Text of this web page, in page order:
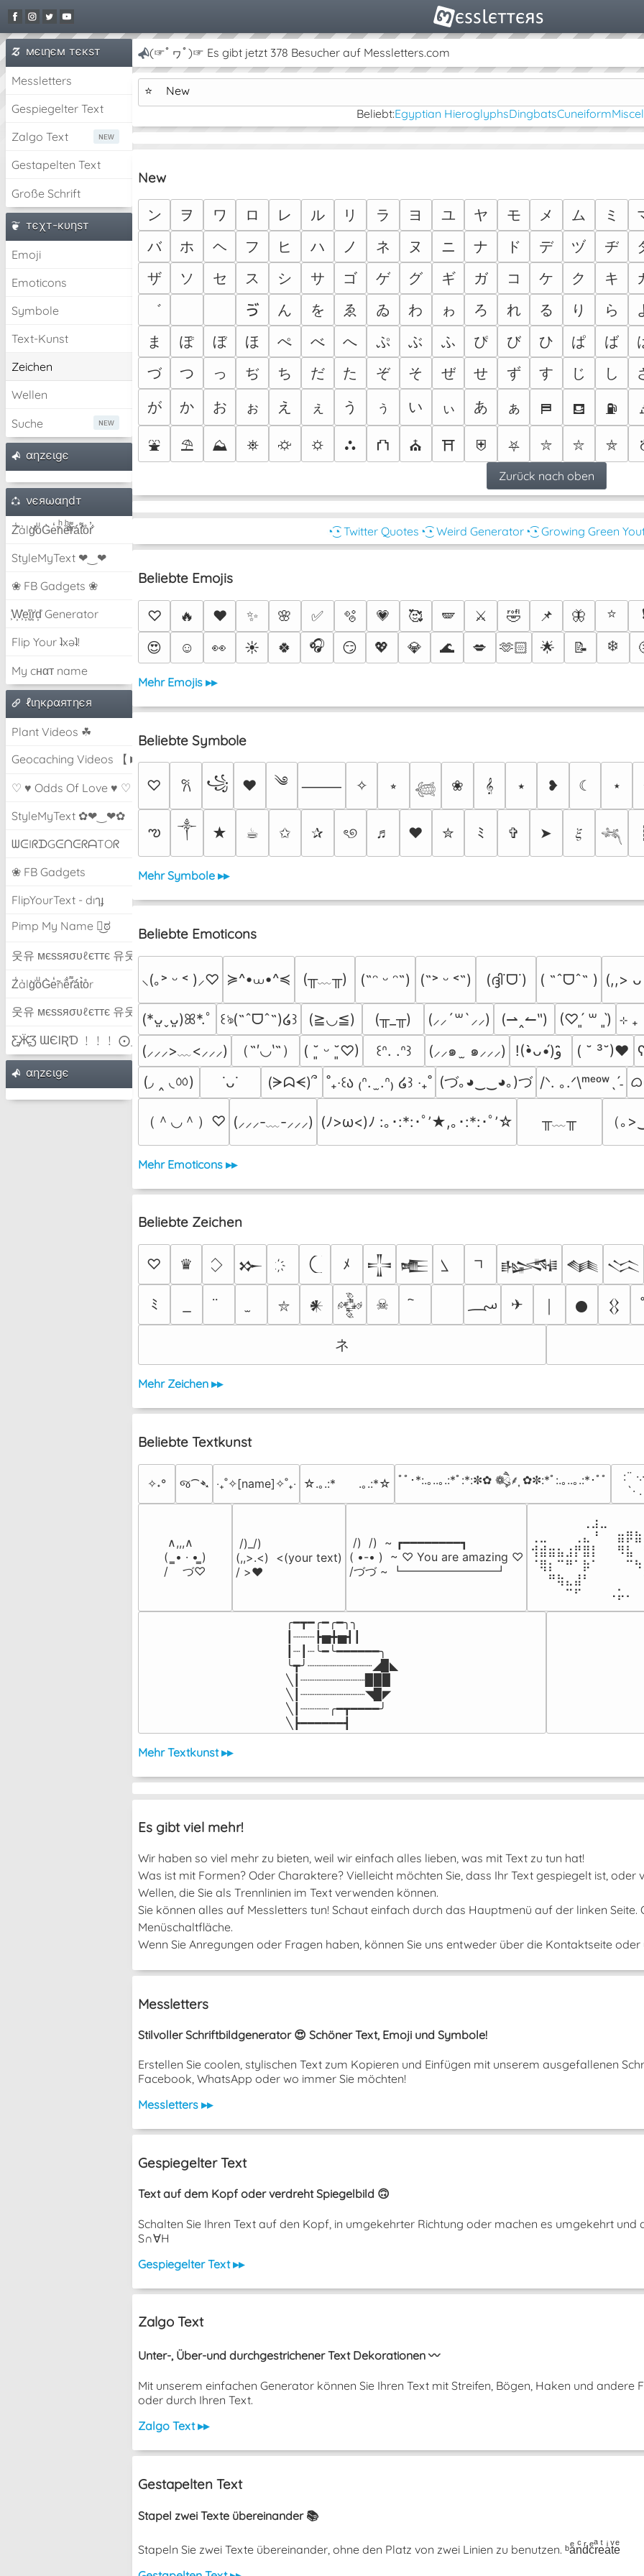
мєιηєм тєкѕт
Messletters
Gespiegelter Text
Zalgo Text
Gestapelten Text
Große Schrift
тєχт-кυηѕт
Emoji
Emoticons
Symbole
Text-Kunst
Zeichen
Wellen
Suche
αηzєιgє
νєяωαηdт
Z̾̽ảlg̀͐ͭ̽oͧG̀e̒̃nͪȅͪͫ̏̐r͌̑á͑t͌̑͛o̊r̓̐
StyleMyText ❤‿❤
❀ FB Gadgets ❀
͕͗W͕͕͗͗e͕͕͗͗i͕͕͗͗r͕͗d͕͗ Generator
Flip Your ʇxəʇ!
My cнαт name
ℓιηкραятηєя
Plant Videos ☘
Geocaching Videos 【►】
♡ ♥ Odds Of Love ♥ ♡
StyleMyText ✿❤‿❤✿
ᗯᕮIᖇᗪGᕮᑎᕮᖇᗩTOᖇ
❀ FB Gadgets
FlipYourText - dıๅɟ
Pimp My Name ಠ͜ಠ
웃유 мєѕѕяσυℓєттє 유웃
Z̾ảlg̀͐oͧG̀e̒̃nȅ̐r͌̑á͑t͛o̊r
웃유 мєѕѕяσυℓєттє 유웃
Ƹ̵̡Ӝ̵̨̄Ʒ ƜЄƖƦƊ ﹗﹗﹗ ⨀_⨀
αηzєιgє
(☞ﾟヮﾟ)☞ Es gibt jetzt 378 Besucher auf Messletters.com
⭐
New
Beliebt:Egyptian HieroglyphsDingbatsCuneiform
New
ン ヲ ワ ロ レ ル リ ラ ヨ ユ ヤ モ メ ム ミ
バ
ホ ヘ フ ヒ ハ ノ ネ ヌ ニ ナ ド デ ヅ ヂ
ザ
ソ セ ス シ サ ゴ ゲ グ ギ ガ コ ケ ク キ
゛
ゔ ん を ゑ ゐ わ ゎ ろ れ る り ら
ま
ぽ ぼ ほ ぺ べ へ ぷ ぶ ふ ぴ び ひ ぱ ば
づ
つ っ ぢ ち だ た ぞ そ ぜ せ ず す じ し
が
か お ぉ え ぇ う ぅ い ぃ あ ぁ ⛿ ⛾ ⛽
⛲ ⛱ ⛰ ⛯ ⛮ ⛭ ⛬ ⛫ ⛪ ⛩ ⛨ ⛧ ⛦ ⛥ ⛤
Zurück nach oben
◔͜͡◔ Twitter Quotes ◔͜͡◔ Weird Generator◔͜͡◔ Growing Green
Beliebte Emojis
♡ 🔥 ❤️ ✨ 🌸 ✅ 🫧 💗 🥰 🪽 ⚔️ 🤣 📌 🦋 ⭐
😍
☺️ 👀 ☀️ 🍀 🎧 😏 💖 💎 🌊 💋 🫶🏻 🌟 📝 ❄️
Mehr Emojis ▸▸
Beliebte Symbole
♡ 𐙚 ꧁ ♥ ༄ ⸻ ✧ ⭒ 𓆉 ❀ 𝄞 ⭑ ❥ ☾ ⋆
ఌ ༒︎ ★ ☕︎ ✩ ✰ ৎ୭ ♬ ❤ ✮ ﾐ ✞ ➤ 𝜉 𓆈 ┊
Mehr Symbole ▸▸
Beliebte Emoticons
⸜(｡˃ ᵕ ˂ )⸝♡ ≽^•⩊•^≼ (╥﹏╥) (˶ᵔ ᵕ ᵔ˶) (˶˃ ᵕ ˂˶) (ദ്ദി˙ᗜ˙) ( ˶ˆᗜˆ˵ ) (,,>
(*ᴗ͈ˬᴗ͈)ꕤ*.ﾟ ꒰ঌ(˶ˆᗜˆ˵)໒꒱ (≧◡≦) (╥_╥) (⸝⸝´꒳`⸝⸝) (⇀‸↼‶) (♡ˊ͈ ꒳ ˋ͈) ⊹ ₊
(⸝⸝⸝>﹏<⸝⸝⸝)
（˶′◡‵˶） ( ˘͈ ᵕ ˘͈♡) ꒰ᐢ. .ᐢ꒱ (⸝⸝๑  ̫ ๑⸝⸝⸝) ( ˘ ³˘)♥
(◞ ‸ ◟ㆀ)
˙ᴗ˙ (ᗒᗣᗕ)՞ ˚₊‧꒰ა ₍ᐢ.  ̫.ᐢ₎ ໒꒱ ‧₊˚ (づ｡◕‿‿◕｡)づ /ᐠ. ｡.ᐟ\ᵐᵉᵒʷˎˊ˗
（＾◡＾）♡ (⸝⸝⸝-﹏-⸝⸝⸝) (ﾉ>ω<)ﾉ :｡･:*:･ﾟ’★,｡･:*:･ﾟ’☆ ╥﹏╥ （｡
Mehr Emoticons ▸▸
Beliebte Zeichen
♡ ♛ 𒁍 ﾒ 𒋲 𒍫 𒈙 𒈝 𒈱
ﾐ ⛥ 𒀭 𒅒 ☠ ؄ ✈ 𒊹 𒌐
ネ
Mehr Zeichen ▸▸
Beliebte Textkunst
✧˖° જ⁀➴ ‎‧₊˚✧[name]✧˚₊‧ ☆.｡.:*　　.｡.:*☆ ﾟﾟ･*:.｡..｡.:*ﾟ:*:✼✿ ❁ཻུ۪۪⸙͎ ✿✼:*ﾟ:.｡..｡.:*･ﾟﾟ
⠀:¨
⠀ `·
∧,,,∧
(  ̳• · • ̳)
/    づ♡
/)_/)
(,,>.<)  <(your text)
/ >❤️
/)  /)  ~ ┏━━━━━━━━┓
( •-• )  ~ ♡ You are amazing ♡
/づづ ~ ┗━━━━━━━━┛
╭━┳━╭━╭━╮╮
┃┈┈┈┣▅╋▅┫┃
┃┈┃┈╰━╰━━━━━━╮
╰┳╯┈┈┈┈┈┈┈┈┈◢▉◣
╲┃┈┈┈┈┈┈┈┈┈▉▉▉
╲┃┈┈┈┈┈┈┈┈┈◥▉◤
╲┃┈┈┈┈╭━┳━━━━╯
╲┣━━━━━━┫﻿
Mehr Textkunst ▸▸
Es gibt viel mehr!
Wir haben so viel mehr zu bieten, weil wir einfach alles lieben, was mit Text zu tun hat!
Was ist mit Formen? Oder Charaktere? Vielleicht möchten Sie, dass Ihr Text gespiegelt ist,
Wellen, die Sie als Trennlinien im Text verwenden können.
Sie können alles auf Messletters tun! Schaut einfach durch das Hauptmenü auf der linken
Menüschaltfläche.
Wenn Sie Anregungen oder Fragen haben, können Sie uns entweder über die Kontaktseite
Messletters
Stilvoller Schriftbildgenerator 😍 Schöner Text, Emoji und Symbole!
Erstellen Sie coolen, stylischen Text zum Kopieren und Einfügen mit unserem ausgefallenen
Facebook, WhatsApp oder wo immer Sie möchten!
Messletters ▸▸
Gespiegelter Text
Text auf dem Kopf oder verdreht Spiegelbild 🙃
Schalten Sie Ihren Text auf den Kopf, in umgekehrter Richtung oder machen es umgekehrt
S∩∀H
Gespiegelter Text ▸▸
Zalgo Text
Unter-, Über-und durchgestrichener Text Dekorationen 〰️
Mit unserem einfachen Generator können Sie Ihren Text mit Streifen, Bögen, Haken und
oder durch Ihren Text.
Zalgo Text ▸▸
Gestapelten Text
Stapel zwei Texte übereinander 📚
Stapeln Sie zwei Texte übereinander, ohne den Platz von zwei Linien zu benutzen. ᵇaͤnͨdͬcͤrͣeͭaͥtͮeͤ